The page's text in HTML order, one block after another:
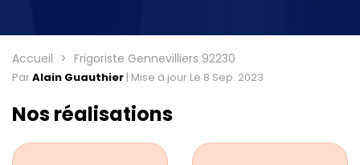
Accueil Frigoriste Gennevilliers 92230
ParAlain Guauthier | Mise à jour Le 8 Sep. 2023
Nos réalisations